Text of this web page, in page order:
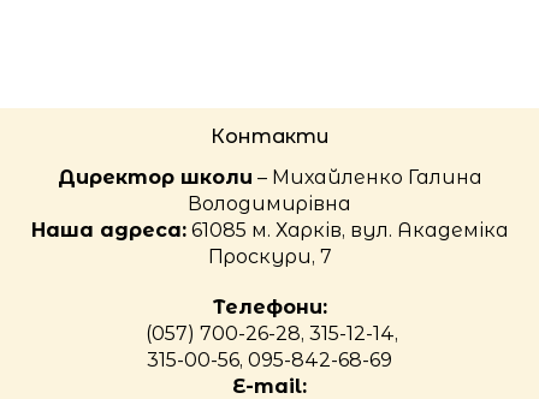
Контакти
Директор школи – Михайленко Галина
Володимирівна
Наша адреса:61085 м. Харків, вул. Академіка
Проскури, 7
Телефони:
(057) 700-26-28, 315-12-14,
315-00-56, 095-842-68-69
E-mail: